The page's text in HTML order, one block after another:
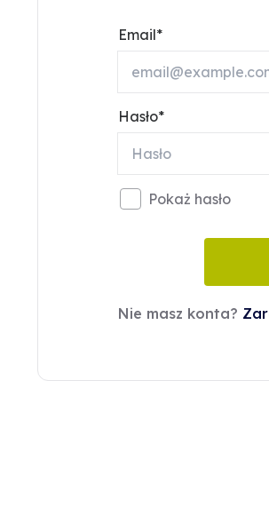
Email
Hasło
Pokaż hasło
Nie masz konta?